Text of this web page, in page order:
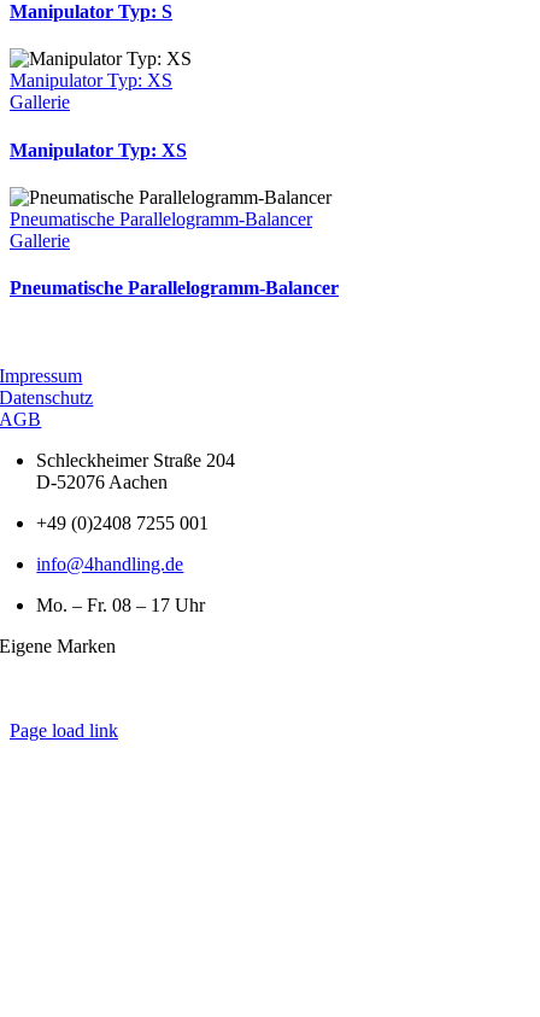
Manipulator Typ: S
Manipulator Typ: XS
Gallerie
Manipulator Typ: XS
Pneumatische Parallelogramm-Balancer
Gallerie
Pneumatische Parallelogramm-Balancer
Impressum
Datenschutz
AGB
Schleckheimer Straße 204
D-52076 Aachen
+49 (0)2408 7255 001
info@4handling.de
Mo. – Fr. 08 – 17 Uhr
Eigene Marken
Page load link